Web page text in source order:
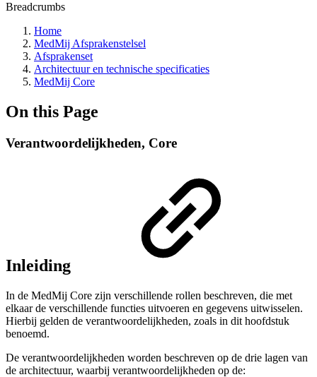
Breadcrumbs
Home
MedMij Afsprakenstelsel
Afsprakenset
Architectuur en technische specificaties
MedMij Core
On this Page
Verantwoordelijkheden, Core
Inleiding
In de MedMij Core zijn verschillende rollen beschreven, die met
elkaar de verschillende functies uitvoeren en gegevens uitwisselen.
Hierbij gelden de verantwoordelijkheden, zoals in dit hoofdstuk
benoemd.
De verantwoordelijkheden worden beschreven op de drie lagen van
de architectuur, waarbij verantwoordelijkheden op de: